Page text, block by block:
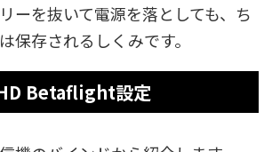
ーを抜いて電源を落としても、ち
保存されるしくみです。
Betaflight設定